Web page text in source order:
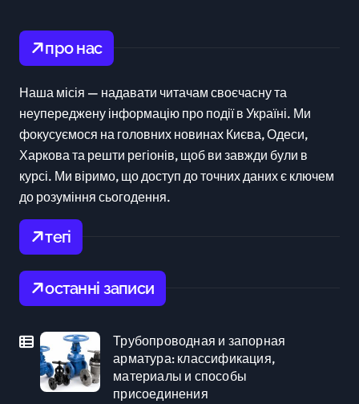
про нас
Наша місія — надавати читачам своєчасну та
неупереджену інформацію про події в Україні. Ми
фокусуємося на головних новинах Києва, Одеси,
Харкова та решти регіонів, щоб ви завжди були в
курсі. Ми віримо, що доступ до точних даних є ключем
до розуміння сьогодення.
тегі
останні записи
трубопроводная и запорная
арматура: классификация,
материалы и способы
присоединения